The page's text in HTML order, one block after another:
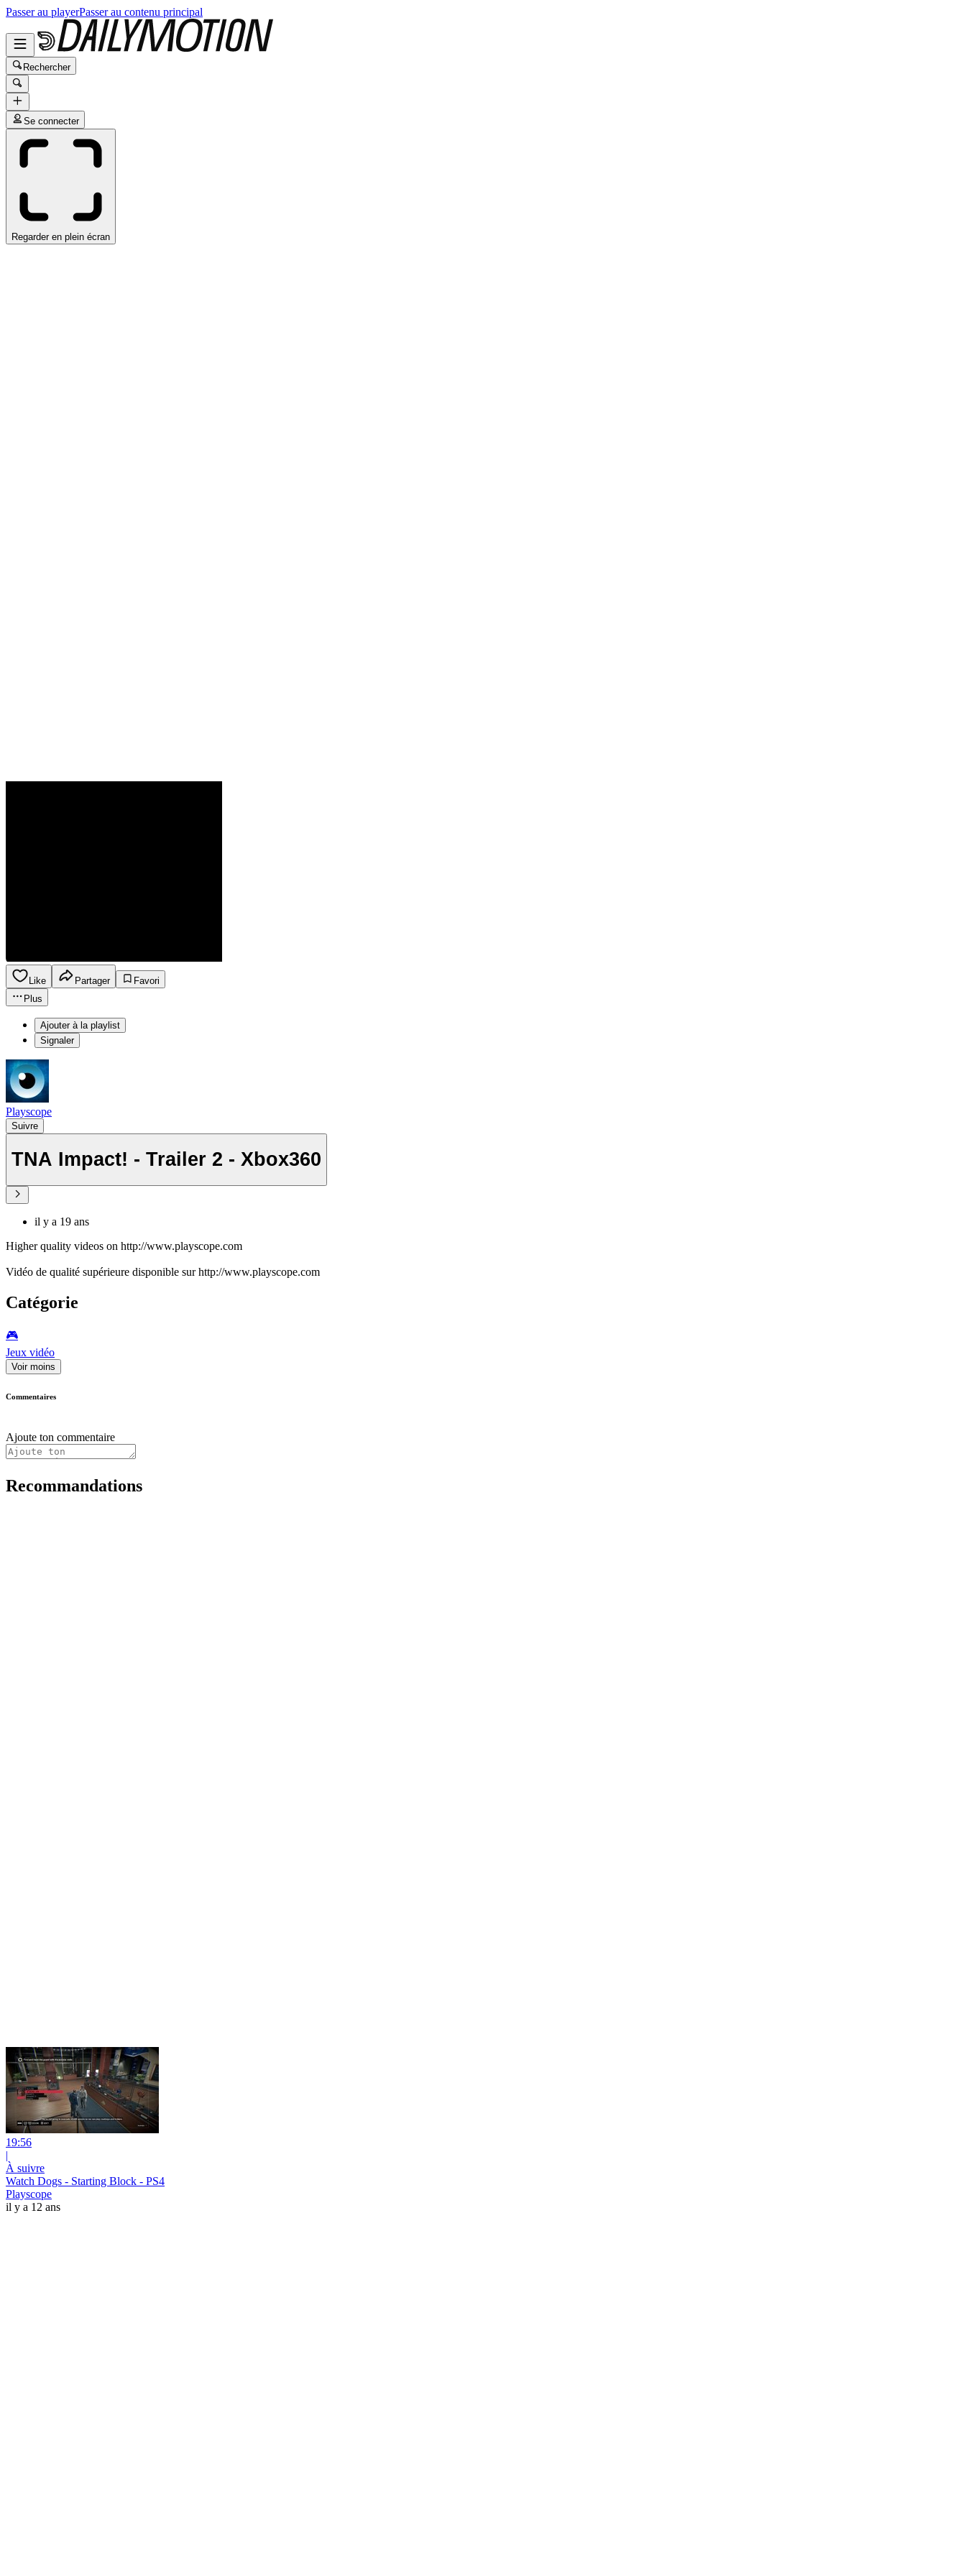
Passer au playerPasser au contenu principal
Rechercher
Se connecter
Regarder en plein écran
Like Partager
Favori
Plus
Ajouter à la playlist
Signaler
Playscope
Suivre
TNA Impact! - Trailer 2 - Xbox360
il y a 19 ans
Higher quality videos on http://www.playscope.com
Vidéo de qualité supérieure disponible sur http://www.playscope.com
Catégorie
🎮️
Jeux vidéo
Voir moins
Commentaires
Ajoute ton commentaire
Recommandations
19:56
|
À suivre
Watch Dogs - Starting Block - PS4
Playscope
il y a 12 ans